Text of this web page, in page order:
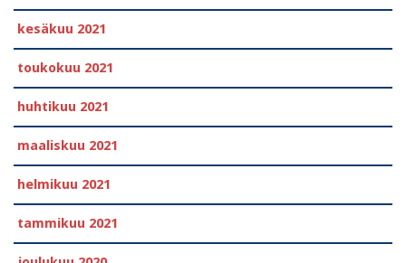
kesäkuu 2021
toukokuu 2021
huhtikuu 2021
maaliskuu 2021
helmikuu 2021
tammikuu 2021